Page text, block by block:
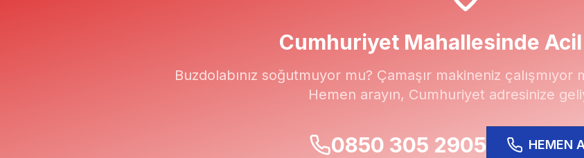
Cumhuriyet Mahallesinde
Buzdolabınız soğutmuyor mu? Çamaşır makineniz çalışmıyor
Hemen arayın, Cumhuriyet adresinize
0850 305 2905 HEMEN